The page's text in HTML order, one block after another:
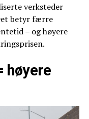
verksteder
betyr færre
– og høyere
høyere